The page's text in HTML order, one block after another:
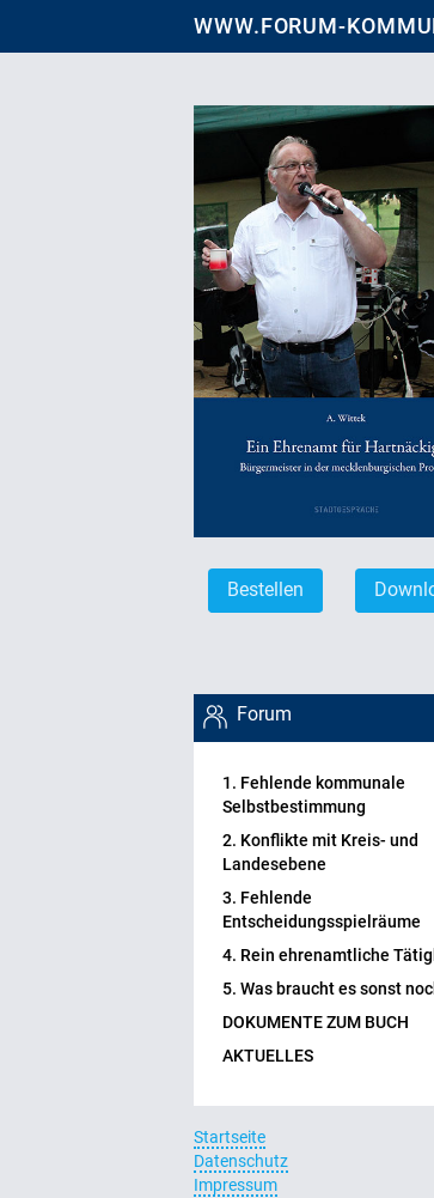
WWW.FORUM-
Bestellen
Forum
1. Fehlende kommunale
Selbstbestimmung
2. Konflikte mit Kreis- und
Landesebene
3. Fehlende
Entscheidungsspielräume
4. Rein ehrenamtliche
5. Was braucht es sonst
DOKUMENTE ZUM BUCH
AKTUELLES
Startseite
Datenschutz
Impressum